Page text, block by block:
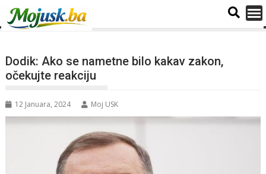
Dodik: Ako se nametne bilo kakav zakon,
očekujte reakciju
12 Januara, 2024 Moj USK